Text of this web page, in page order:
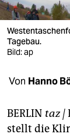
verlag
shop
fragen & hilfe
abo
Tagebau.
Bild: ap
Von Hanno
BERLIN taz |
stellt die